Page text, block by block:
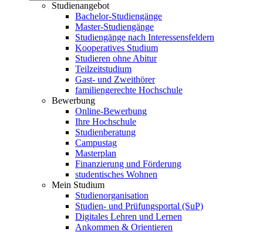
Studienangebot
Bachelor-Studiengänge
Master-Studiengänge
Studiengänge nach Interessensfeldern
Kooperatives Studium
Studieren ohne Abitur
Teilzeitstudium
Gast- und Zweithörer
familiengerechte Hochschule
Bewerbung
Online-Bewerbung
Ihre Hochschule
Studienberatung
Campustag
Masterplan
Finanzierung und Förderung
studentisches Wohnen
Mein Studium
Studienorganisation
Studien- und Prüfungsportal (SuP)
Digitales Lehren und Lernen
Ankommen & Orientieren